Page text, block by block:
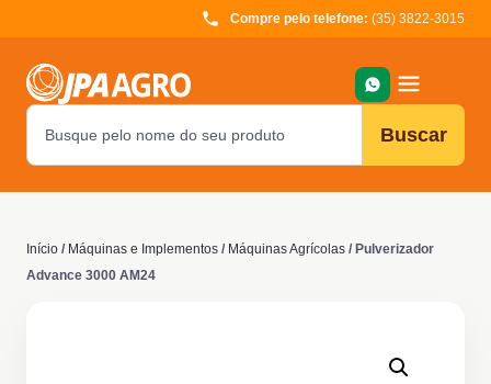
Compre pelo telefone: (35) 3822-3015
Buscar
Início / Máquinas e Implementos / Máquinas Agrícolas / Pulverizador
Advance 3000 AM24